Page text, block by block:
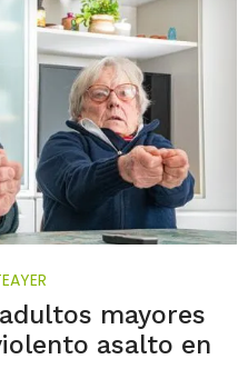
mayores
asalto en